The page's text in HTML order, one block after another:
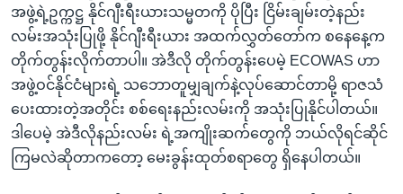
အဖွဲ့ရဲ့ဥက္ကဋ္ဌ နိုင်ဂျီးရီးယားသမ္မတကို ပိုပြီး ငြိမ်းချမ်းတဲ့နည်း
လမ်းအသုံးပြုဖို့ နိုင်ဂျီးရီးယား အထက်လွှတ်တော်က စနေနေ့က
တိုက်တွန်းလိုက်တာပါ။ အဲဒီလို တိုက်တွန်းပေမဲ့ ECOWAS ဟာ
အဖွဲ့ဝင်နိုင်ငံများရဲ့ သဘောတူမျှချက်နဲ့လုပ်ဆောင်တာမို့ ရာဇသံ
ပေးထားတဲ့အတိုင်း စစ်ရေးနည်းလမ်းကို အသုံးပြုနိုင်ပါတယ်။
ဒါပေမဲ့ အဲဒီလိုနည်းလမ်း ရဲ့အကျိုးဆက်တွေကို ဘယ်လိုရင်ဆိုင်
ကြမလဲဆိုတာကတော့ မေးခွန်းထုတ်စရာတွေ ရှိနေပါတယ်။